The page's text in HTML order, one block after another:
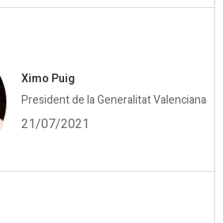
Ximo Puig
President de la Generalitat Valenciana
21/07/2021